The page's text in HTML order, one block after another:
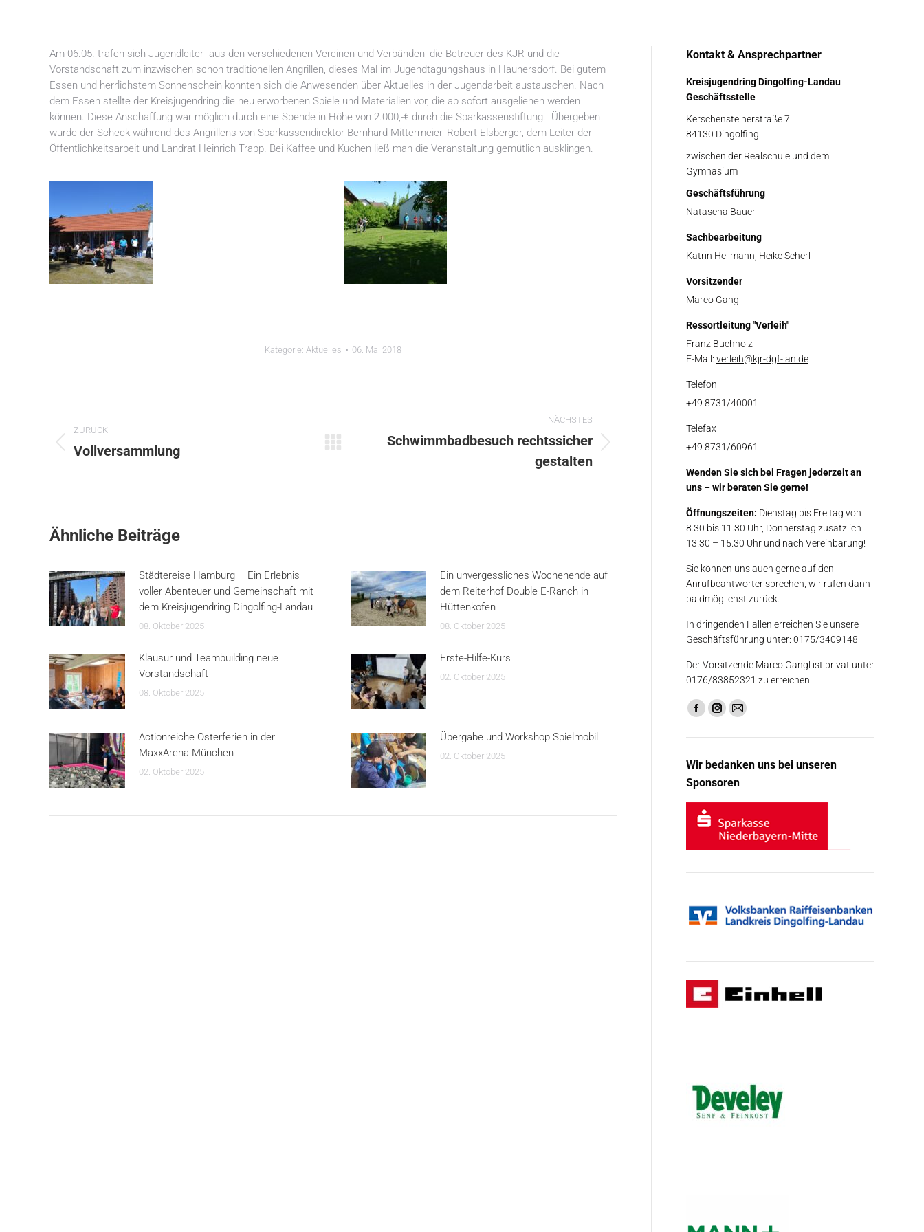
Am 06.05. trafen sich Jugendleiter aus den verschiedenen Vereinen und Verbänden, die Betreuer des KJR und die
Vorstandschaft zum inzwischen schon traditionellen Angrillen, dieses Mal im Jugendtagungshaus in Haunersdorf. Bei gutem
Essen und herrlichstem Sonnenschein konnten sich die Anwesenden über Aktuelles in der Jugendarbeit austauschen. Nach
dem Essen stellte der Kreisjugendring die neu erworbenen Spiele und Materialien vor, die ab sofort ausgeliehen werden
können. Diese Anschaffung war möglich durch eine Spende in Höhe von 2.000,-€ durch die Sparkassenstiftung. Übergeben
wurde der Scheck während des Angrillens von Sparkassendirektor Bernhard Mittermeier, Robert Elsberger, dem Leiter der
Öffentlichkeitsarbeit und Landrat Heinrich Trapp. Bei Kaffee und Kuchen ließ man die Veranstaltung gemütlich ausklingen.
Kategorie: Aktuelles 06. Mai 2018
ZURÜCK
Vorheriger
Vollversammlung
NÄCHSTES
NächsterSchwimmbadbesuch rechtssicher
gestalten
Ähnliche Beiträge
Städtereise Hamburg – Ein Erlebnis
voller Abenteuer und Gemeinschaft mit
dem Kreisjugendring Dingolfing-Landau
08. Oktober 2025
Ein unvergessliches Wochenende auf
dem Reiterhof Double E-Ranch in
Hüttenkofen
08. Oktober 2025
Klausur und Teambuilding neue
Vorstandschaft
08. Oktober 2025
Erste-Hilfe-Kurs
02. Oktober 2025
Actionreiche Osterferien in der
MaxxArena München
02. Oktober 2025
Übergabe und Workshop Spielmobil
02. Oktober 2025
Kontakt & Ansprechpartner
Kreisjugendring Dingolfing-Landau
Geschäftsstelle
Kerschensteinerstraße 7
84130 Dingolfing
zwischen der Realschule und dem
Gymnasium
Geschäftsführung
Natascha Bauer
Sachbearbeitung
Katrin Heilmann, Heike Scherl
Vorsitzender
Marco Gangl
Ressortleitung "Verleih"
Franz Buchholz
E-Mail: verleih@kjr-dgf-lan.de
Telefon
+49 8731/40001
Telefax
+49 8731/60961
Wenden Sie sich bei Fragen jederzeit an
uns – wir beraten Sie gerne!
Öffnungszeiten: Dienstag bis Freitag von
8.30 bis 11.30 Uhr, Donnerstag zusätzlich
13.30 – 15.30 Uhr und nach Vereinbarung!
Sie können uns auch gerne auf den
Anrufbeantworter sprechen, wir rufen dann
baldmöglichst zurück.
In dringenden Fällen erreichen Sie unsere
Geschäftsführung unter: 0175/3409148
Der Vorsitzende Marco Gangl ist privat unter
0176/83852321 zu erreichen.
Finden Sie uns auf:
Facebook
in
new
window
Instagram
in
new
window
E-
opens
in
new
window
Wir bedanken uns bei unseren
Sponsoren